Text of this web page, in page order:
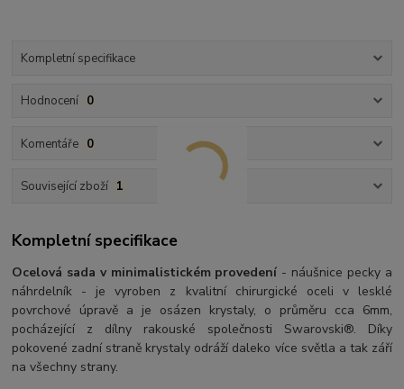
Kompletní specifikace
Hodnocení 0
Komentáře 0
Související zboží 1
Kompletní specifikace
Ocelová sada v minimalistickém provedení - náušnice pecky a
náhrdelník - je vyroben z kvalitní chirurgické oceli v lesklé
povrchové úpravě a je osázen krystaly, o průměru cca 6mm,
pocházející z dílny rakouské společnosti Swarovski®. Díky
pokovené zadní straně krystaly odráží daleko více světla a tak září
na všechny strany.